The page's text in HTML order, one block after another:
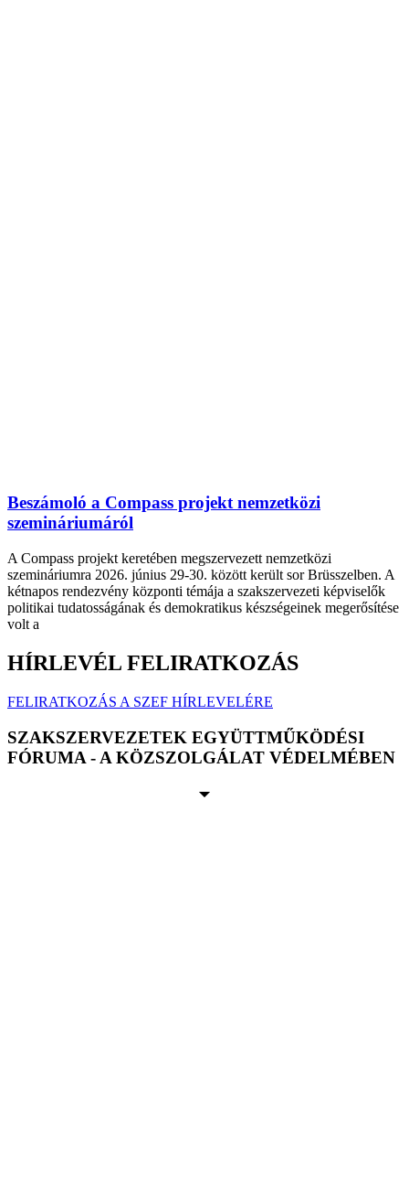
Beszámoló a Compass projekt nemzetközi
szemináriumáról
A Compass projekt keretében megszervezett nemzetközi
szemináriumra 2026. június 29-30. között került sor Brüsszelben. A
kétnapos rendezvény központi témája a szakszervezeti képviselők
politikai tudatosságának és demokratikus készségeinek megerősítése
volt a
HÍRLEVÉL FELIRATKOZÁS
FELIRATKOZÁS A SZEF HÍRLEVELÉRE
SZAKSZERVEZETEK EGYÜTTMŰKÖDÉSI
FÓRUMA - A KÖZSZOLGÁLAT VÉDELMÉBEN